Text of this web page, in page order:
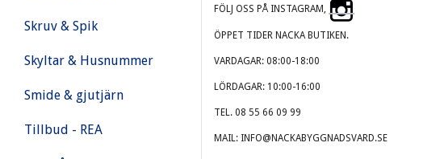
Skruv & Spik
Skyltar & Husnummer
Smide & gjutjärn
Tillbud - REA
FÖLJ OSS PÅ INSTAGRAM,
ÖPPET TIDER NACKA BUTIKEN.
VARDAGAR: 08:00-18:00
LÖRDAGAR: 10:00-16:00
TEL. 08 55 66 09 99
MAIL: INFO@NACKABYGGNADSVARD.SE